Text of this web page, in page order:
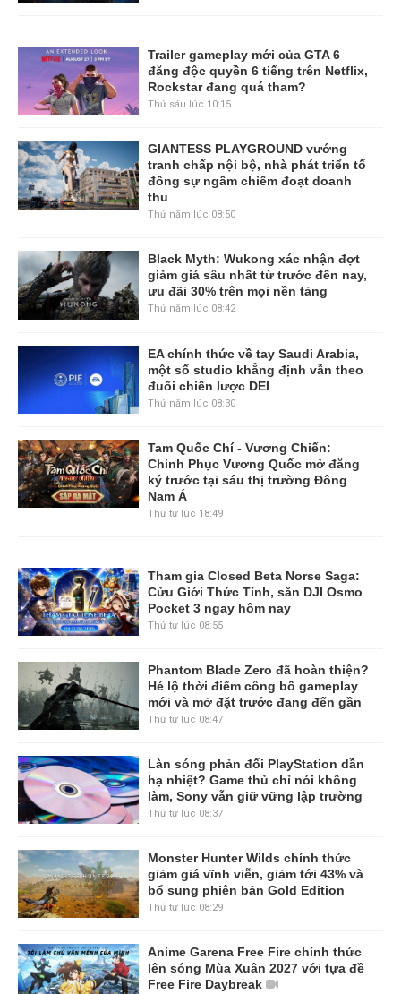
Trailer gameplay mới của GTA 6
đăng độc quyền 6 tiếng trên Netflix,
Rockstar đang quá tham?
Thứ sáu lúc 10:15
GIANTESS PLAYGROUND vướng
tranh chấp nội bộ, nhà phát triển tố
đồng sự ngầm chiếm đoạt doanh
thu
Thứ năm lúc 08:50
Black Myth: Wukong xác nhận đợt
giảm giá sâu nhất từ trước đến nay,
ưu đãi 30% trên mọi nền tảng
Thứ năm lúc 08:42
EA chính thức về tay Saudi Arabia,
một số studio khẳng định vẫn theo
đuổi chiến lược DEI
Thứ năm lúc 08:30
Tam Quốc Chí - Vương Chiến:
Chinh Phục Vương Quốc mở đăng
ký trước tại sáu thị trường Đông
Nam Á
Thứ tư lúc 18:49
Tham gia Closed Beta Norse Saga:
Cửu Giới Thức Tỉnh, săn DJI Osmo
Pocket 3 ngay hôm nay
Thứ tư lúc 08:55
Phantom Blade Zero đã hoàn thiện?
Hé lộ thời điểm công bố gameplay
mới và mở đặt trước đang đến gần
Thứ tư lúc 08:47
Làn sóng phản đối PlayStation dần
hạ nhiệt? Game thủ chỉ nói không
làm, Sony vẫn giữ vững lập trường
Thứ tư lúc 08:37
Monster Hunter Wilds chính thức
giảm giá vĩnh viễn, giảm tới 43% và
bổ sung phiên bản Gold Edition
Thứ tư lúc 08:29
Anime Garena Free Fire chính thức
lên sóng Mùa Xuân 2027 với tựa đề
Free Fire Daybreak